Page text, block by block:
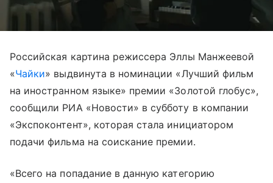
Российская картина режиссера Эллы Манжеевой
«Чайки» выдвинута в номинации «Лучший фильм
на иностранном языке» премии «Золотой глобус»,
сообщили РИА «Новости» в субботу в компании
«Экспоконтент», которая стала инициатором
подачи фильма на соискание премии.
«Всего на попадание в данную категорию